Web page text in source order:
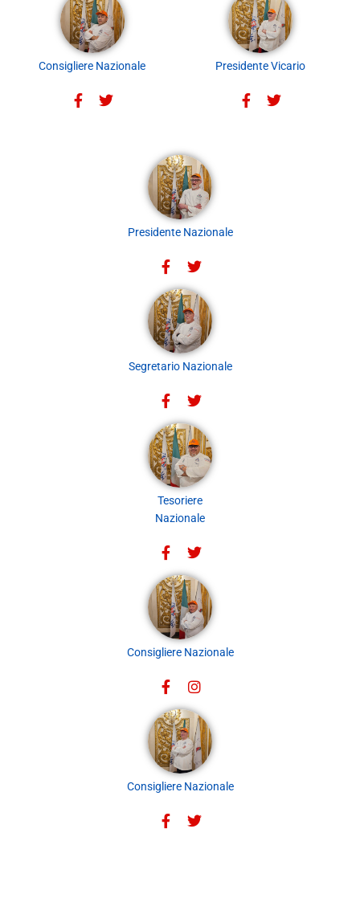
Consigliere Nazionale Presidente Vicario
Presidente Nazionale
Segretario Nazionale
Tesoriere
Nazionale
Consigliere Nazionale
Consigliere Nazionale